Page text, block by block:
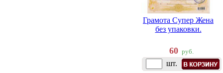
Грамота Супер Жена
без упаковки.
60 руб.
шт.